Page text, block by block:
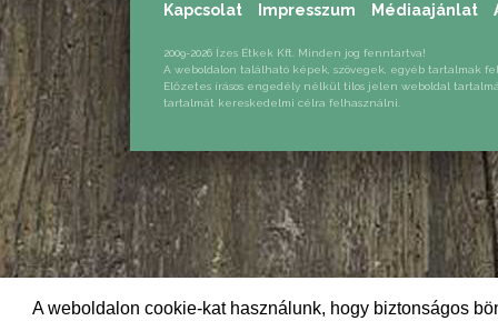
A weboldalon cookie-kat használunk, hogy biztonságos
Kapcsolat Impresszum Médiaajánlat
2009-2026 Ízes Étkek Kft. Minden jog fenntartva!
A weboldalon található képek, szövegek, egyéb tartalmak
Előzetes írásos engedély nélkül tilos jelen weboldal
tartalmát kereskedelmi célra felhasználni.